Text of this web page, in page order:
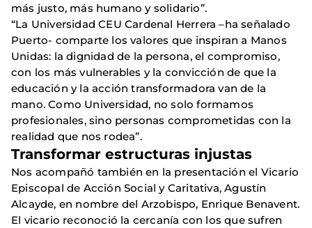
más justo, más humano y solidario”.
“La Universidad CEU Cardenal Herrera –ha señalado
Puerto- comparte los valores que inspiran a Manos
Unidas: la dignidad de la persona, el compromiso,
con los más vulnerables y la convicción de que la
educación y la acción transformadora van de la
mano. Como Universidad, no solo formamos
profesionales, sino personas comprometidas con la
realidad que nos rodea”.
Transformar estructuras injustas
Nos acompañó también en la presentación el Vicario
Episcopal de Acción Social y Caritativa, Agustín
Alcayde, en nombre del Arzobispo, Enrique Benavent.
El vicario reconoció la cercanía con los que sufren